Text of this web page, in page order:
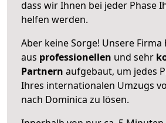
dass wir Ihnen bei jeder Phase
helfen werden.
Aber keine Sorge! Unsere
aus professionellen und sehr
Partnern aufgebaut, um jedes
Ihres internationalen Umzugs
nach Dominica zu lösen.